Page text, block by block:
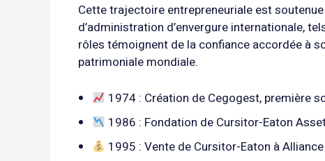
Cette trajectoire entrepreneuriale est
d’administration d’envergure internationale,
rôles témoignent de la confiance accordée à
patrimoniale mondiale.
1974 : Création de Cegogest, première
1986 : Fondation de Cursitor-Eaton
1995 : Vente de Cursitor-Eaton à